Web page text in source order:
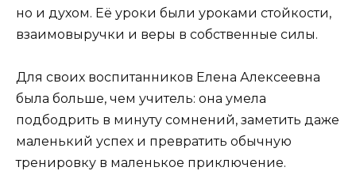
но и духом. Её уроки были уроками стойкости,
взаимовыручки и веры в собственные силы.
Для своих воспитанников Елена Алексеевна
была больше, чем учитель: она умела
подбодрить в минуту сомнений, заметить даже
маленький успех и превратить обычную
тренировку в маленькое приключение.